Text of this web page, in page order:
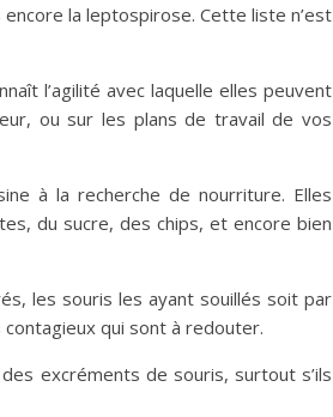
la leptospirose. Cette liste n’est
l’agilité avec laquelle elles peuvent
ou sur les plans de travail de vos
à la recherche de nourriture. Elles
du sucre, des chips, et encore bien
les souris les ayant souillés soit par
qui sont à redouter.
excréments de souris, surtout s’ils